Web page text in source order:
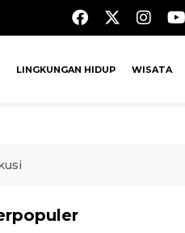
LINGKUNGAN HIDUP WISATA